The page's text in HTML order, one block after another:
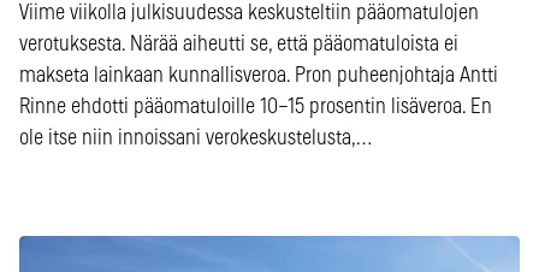
Viime viikolla julkisuudessa keskusteltiin pääomatulojen
verotuksesta. Närää aiheutti se, että pääomatuloista ei
makseta lainkaan kunnallisveroa. Pron puheenjohtaja Antti
Rinne ehdotti pääomatuloille 10–15 prosentin lisäveroa. En
ole itse niin innoissani verokeskustelusta,…